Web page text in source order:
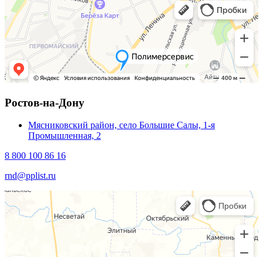
Ростов-на-Дону
Мясниковский район, село Большие Салы, 1-я
Промышленная, 2
8 800 100 86 16
rnd@pplist.ru